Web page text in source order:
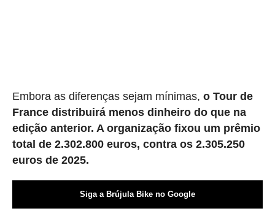
Embora as diferenças sejam mínimas, o Tour de
France distribuirá menos dinheiro do que na
edição anterior. A organização fixou um prêmio
total de 2.302.800 euros, contra os 2.305.250
euros de 2025.
Siga a Brújula Bike no Google